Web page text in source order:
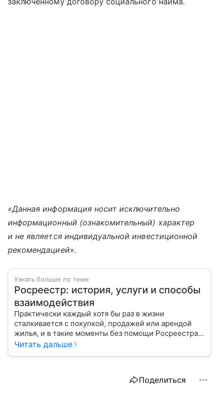
«Данная информация носит исключительно
информационный (ознакомительный) характер
и не является индивидуальной инвестиционной
рекомендацией».
Узнать больше по теме
Росреестр: история, услуги и способы
взаимодействия
Практически каждый хотя бы раз в жизни
сталкивается с покупкой, продажей или арендой
жилья, и в такие моменты без помощи Росреестра
не обойтись. Расскажем, как создавалась эта
Читать дальше
Поделиться